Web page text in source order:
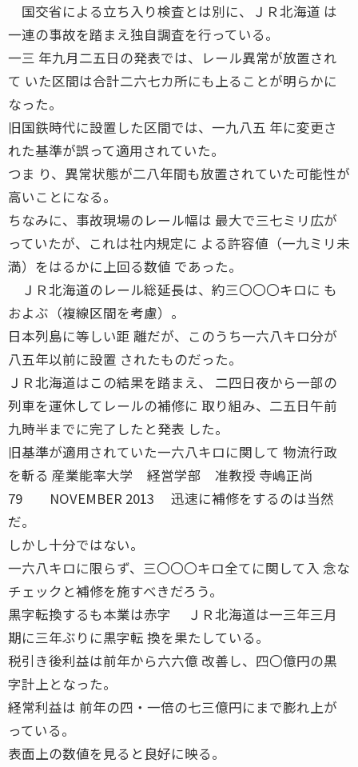
国交省による立ち入り検査とは別に、ＪＲ北海道 は
一連の事故を踏まえ独自調査を行っている。
一三 年九月二五日の発表では、レール異常が放置され
て いた区間は合計二六七カ所にも上ることが明らかに
なった。
旧国鉄時代に設置した区間では、一九八五 年に変更さ
れた基準が誤って適用されていた。
つま り、異常状態が二八年間も放置されていた可能性が
高いことになる。
ちなみに、事故現場のレール幅は 最大で三七ミリ広が
っていたが、これは社内規定に よる許容値（一九ミリ未
満）をはるかに上回る数値 であった。
ＪＲ北海道のレール総延長は、約三〇〇〇キロに も
およぶ（複線区間を考慮）。
日本列島に等しい距 離だが、このうち一六八キロ分が
八五年以前に設置 されたものだった。
ＪＲ北海道はこの結果を踏まえ、 二四日夜から一部の
列車を運休してレールの補修に 取り組み、二五日午前
九時半までに完了したと発表 した。
旧基準が適用されていた一六八キロに関して 物流行政
を斬る 産業能率大学 経営学部 准教授 寺嶋正尚
79 NOVEMBER 2013 迅速に補修をするのは当然
だ。
しかし十分ではない。
一六八キロに限らず、三〇〇〇キロ全てに関して入 念な
チェックと補修を施すべきだろう。
黒字転換するも本業は赤字 ＪＲ北海道は一三年三月
期に三年ぶりに黒字転 換を果たしている。
税引き後利益は前年から六六億 改善し、四〇億円の黒
字計上となった。
経常利益は 前年の四・一倍の七三億円にまで膨れ上が
っている。
表面上の数値を見ると良好に映る。